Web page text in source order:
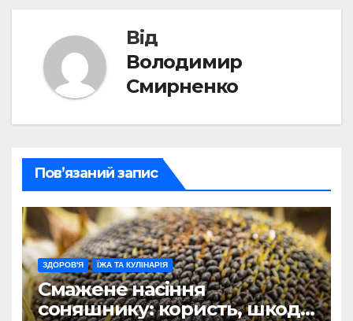
Від
Володимир
Смирненко
Пов’язаний запис
ЗДОРОВ'Я ЇЖА ТА КУЛІНАРІЯ
Смажене насіння
соняшнику: користь, шкода